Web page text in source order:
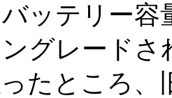
ッテリー
グレードさ
たところ、